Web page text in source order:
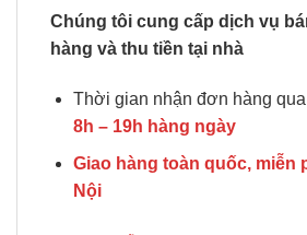
Chúng tôi cung cấp dịch vụ
hàng và thu tiền tại nhà
Thời gian nhận đơn hàng
8h – 19h hàng ngày
Giao hàng toàn quốc, miễn
Nội